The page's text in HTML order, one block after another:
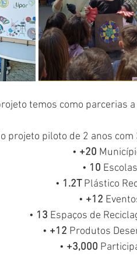
temos como parcerias
projeto piloto de 2 anos
• +20
• 10 Escolas
• 1.2T Plástico
• +12
• 13 Espaços de
• +12 Produtos
• +3,000